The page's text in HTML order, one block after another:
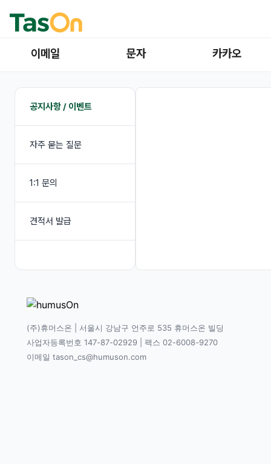
이메일 문자 카카오
공지사항 / 이벤트
자주 묻는 질문
1:1 문의
견적서 발급
(주)휴머스온 | 서울시 강남구 언주로 535 휴머스온 빌딩
사업자등록번호 147-87-02929 | 팩스 02-6008-9270
이메일 tason_cs@humuson.com